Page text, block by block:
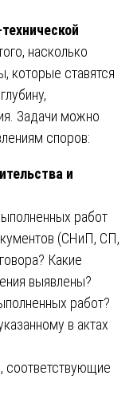
насколько
которые ставятся
Задачи можно
споров:
и
работ
(СНиП, СП,
Какие
выявлены?
работ?
в актах
соответствующие